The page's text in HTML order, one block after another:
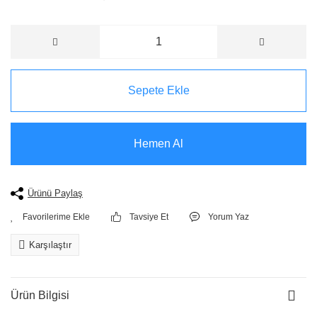
Sepete Ekle
Hemen Al
Ürünü Paylaş
Tavsiye Et Yorum Yaz
Karşılaştır
Ürün Bilgisi